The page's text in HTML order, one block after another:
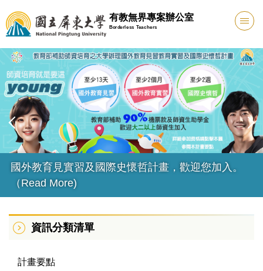
到
主
要
內
容
區
有教無界專案辦公室
Borderless Teachers
國外教育見習計畫跨校媒合(目前0件)
資訊分類清單
計畫要點